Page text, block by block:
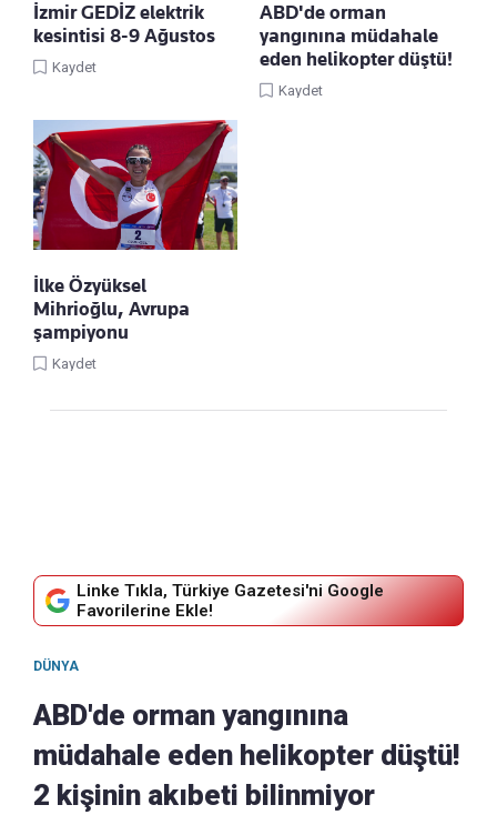
İzmir GEDİZ elektrik
kesintisi 8-9 Ağustos
Kaydet
ABD'de orman
yangınına müdahale
eden helikopter düştü!
Kaydet
İlke Özyüksel
Mihrioğlu, Avrupa
şampiyonu
Kaydet
Linke Tıkla, Türkiye Gazetesi'ni Google
Favorilerine Ekle!
DÜNYA
ABD'de orman yangınına
müdahale eden helikopter düştü!
2 kişinin akıbeti bilinmiyor